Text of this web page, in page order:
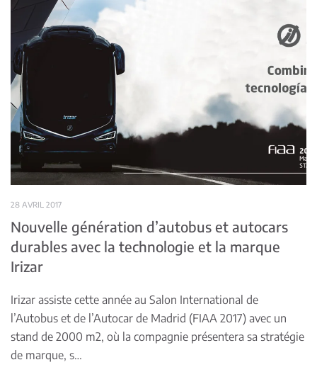
28 AVRIL 2017
Nouvelle génération d’autobus et autocars
durables avec la technologie et la marque
Irizar
Irizar assiste cette année au Salon International de
l’Autobus et de l’Autocar de Madrid (FIAA 2017) avec un
stand de 2000 m2, où la compagnie présentera sa stratégie
de marque, s…